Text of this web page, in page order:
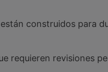
construidos para
requieren revisiones